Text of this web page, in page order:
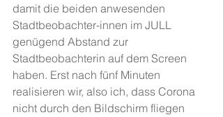
damit die beiden anwesenden
Stadtbeobachter-innen im JULL
genügend Abstand zur
Stadtbeobachterin auf dem Screen
haben. Erst nach fünf Minuten
realisieren wir, also ich, dass Corona
nicht durch den Bildschirm fliegen